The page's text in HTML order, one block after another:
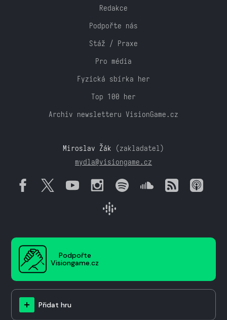
Redakce
Podpořte nás
Stáž / Praxe
Pro média
Fyzická sbírka her
Top 100 her
Archiv newsletteru VisionGame.cz
Miroslav Žák (zakladatel)
mydla@visiongame.cz
Podpořte
Visiongame.cz
Přidat hru